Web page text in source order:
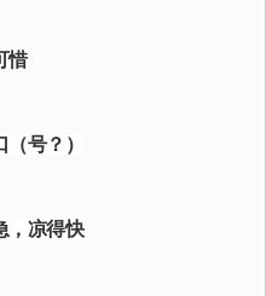
惜
号？）
，凉得快